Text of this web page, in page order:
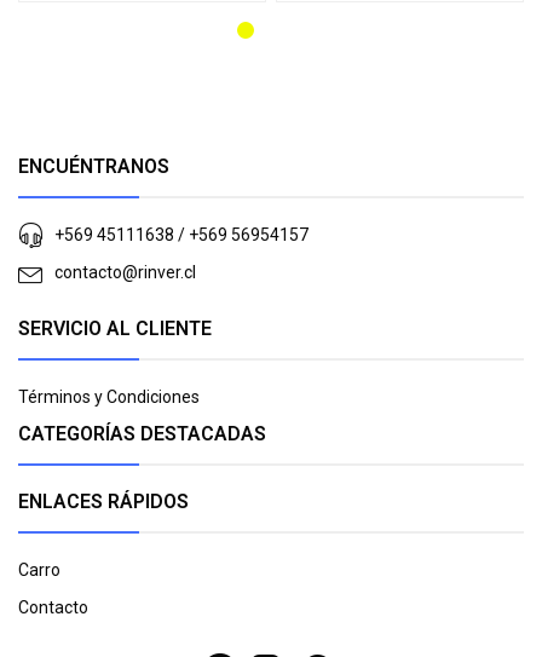
ENCUÉNTRANOS
+569 45111638 / +569 56954157
contacto@rinver.cl
SERVICIO AL CLIENTE
Términos y Condiciones
CATEGORÍAS DESTACADAS
ENLACES RÁPIDOS
Carro
Contacto